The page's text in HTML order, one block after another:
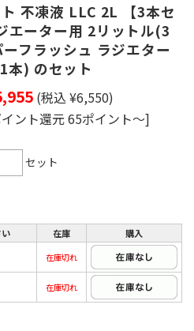
不凍液 LLC 2L 【3本セ
エーター用 2リットル(3
フラッシュ ラジエター
本) のセット
(税込 ¥6,550)
ント還元 65ポイント～]
セット
在庫 購入
在庫切れ
在庫切れ